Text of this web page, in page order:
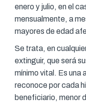
enero y julio, en el
mensualmente, a
mayores de edad
Se trata, en
extinguir, que será
mínimo vital. Es una
reconoce por cada
beneficiario, menor